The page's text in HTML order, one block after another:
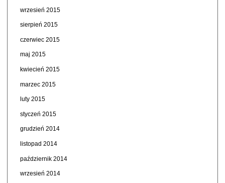
wrzesień 2015
sierpień 2015
czerwiec 2015
maj 2015
kwiecień 2015
marzec 2015
luty 2015
styczeń 2015
grudzień 2014
listopad 2014
październik 2014
wrzesień 2014